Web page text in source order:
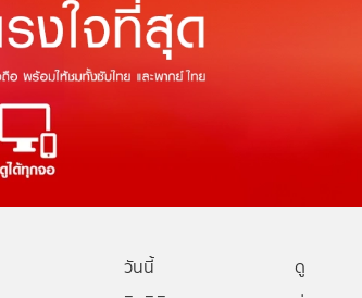
วันนี้
ดู